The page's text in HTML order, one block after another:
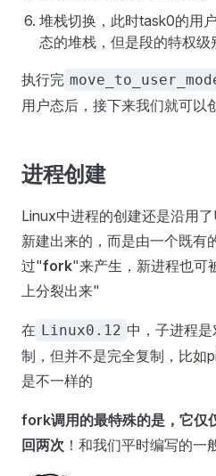
堆栈切换，此时task0的用
态的堆栈，但是段的特权级
执行完
用户态后，接下来我们就可以
进程创建
Linux中进程的创建还是沿用
新建出来的，而是由一个既有
过"fork"来产生，新进程也可
上分裂出来"
在 Linux0.12 中，子进程
制，但并不是完全复制，比如
是不一样的
fork调用的最特殊的是，它仅
回两次 ！和我们平时编写的一